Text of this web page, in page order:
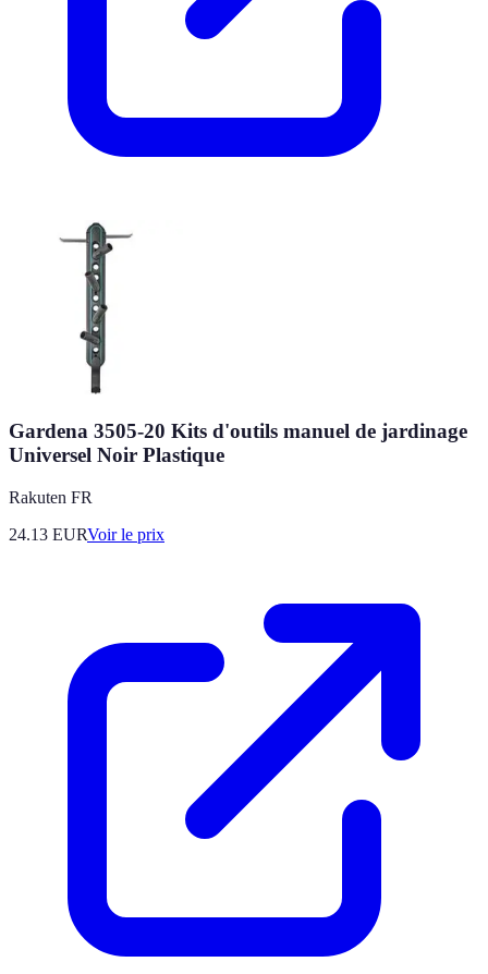
Gardena 3505-20 Kits d'outils manuel de jardinage
Universel Noir Plastique
Rakuten FR
24.13 EURVoir le prix